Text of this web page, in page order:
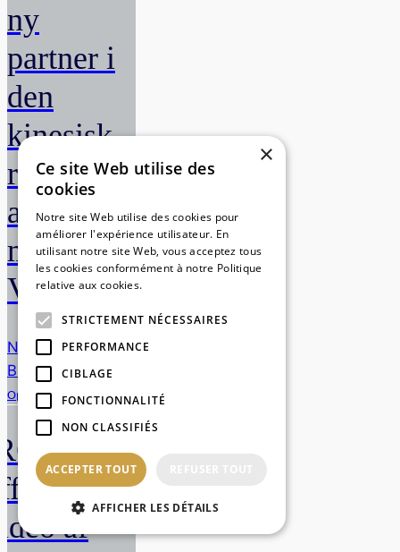
ny
partner i
den
kinesisk-
russiske
alliance
mod
Vesten
November 2021
Bernd
Opdag mere
af
×
Ce site Web utilise des
cookies
Notre site Web utilise des cookies pour
améliorer l'expérience utilisateur. En
utilisant notre site Web, vous acceptez tous
les cookies conformément à notre Politique
relative aux cookies.
STRICTEMENT NÉCESSAIRES
PERFORMANCE
CIBLAGE
FONCTIONNALITÉ
NON CLASSIFIÉS
ACCEPTER TOUT
AFFICHER LES DÉTAILS